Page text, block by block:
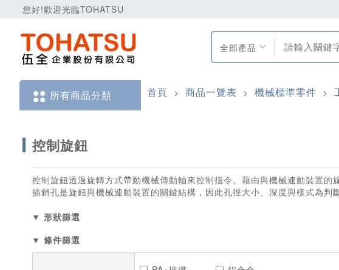
您好!歡迎光臨TOHATSU
全部產品
所有商品分類 首頁 > 商品一覽表 > 機械標準零件 >
控制旋鈕
控制旋鈕透過旋轉方式帶動機械傳動軸來控制指令。藉由與機械連動裝置
插銷孔是旋鈕與機械連動裝置的關鍵結構，因此孔徑大小、深度與樣式為判斷
▼ 形狀篩選
▼ 條件篩選